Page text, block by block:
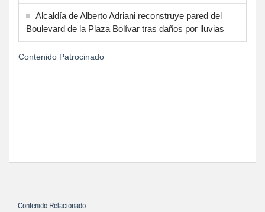
Alcaldía de Alberto Adriani reconstruye pared del
Boulevard de la Plaza Bolívar tras daños por lluvias
Contenido Patrocinado
Contenido Relacionado